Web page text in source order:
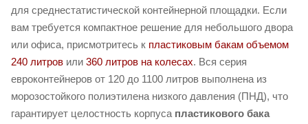
для среднестатистической контейнерной площадки. Если
вам требуется компактное решение для небольшого двора
или офиса, присмотритесь к пластиковым бакам объемом
240 литров или 360 литров на колесах. Вся серия
евроконтейнеров от 120 до 1100 литров выполнена из
морозостойкого полиэтилена низкого давления (ПНД), что
гарантирует целостность корпуса пластикового бака